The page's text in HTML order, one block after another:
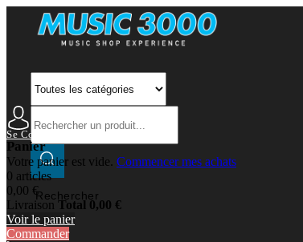
Rechercher
Se Connecter Mon Compte
Panier
Votre panier est vide. Commencer mes achats
0 articles
0,00 €
Livraison Total 0,00 €
Voir le panier
Commander